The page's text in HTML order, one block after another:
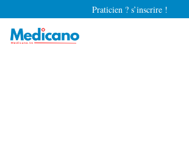
Praticien ? s’inscrire !